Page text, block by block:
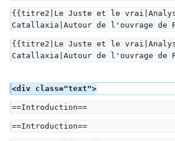
{{titre2|Le Juste et le
Catallaxia|Autour de l'ouvrage de
{{titre2|Le Juste et le
Catallaxia|Autour de l'ouvrage de
<div class="text">
==Introduction==
==Introduction==